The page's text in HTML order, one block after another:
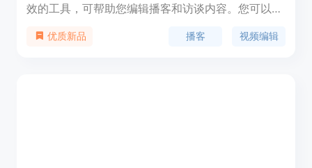
效的工具，可帮助您编辑播客和访谈内容。您可以通
社交媒体上进行推广。Podcast Editor 提供基于文本
优质新品 播客 视频编辑